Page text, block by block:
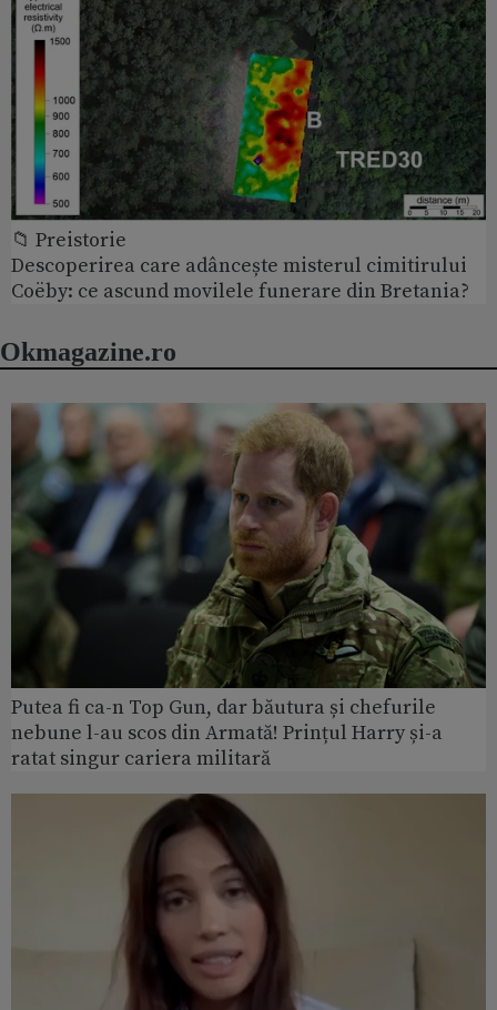
📁 Preistorie
Descoperirea care adâncește misterul cimitirului
Coëby: ce ascund movilele funerare din Bretania?
Okmagazine.ro
Putea fi ca-n Top Gun, dar băutura și chefurile
nebune l-au scos din Armată! Prințul Harry și-a
ratat singur cariera militară